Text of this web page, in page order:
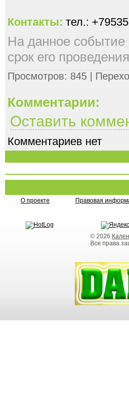
Контакты: тел.:
На данное событие
срок его
Просмотров: 845 |
Комментарии:
Оставить
Комментариев нет
О проекте Правовая
© 2026
Все права